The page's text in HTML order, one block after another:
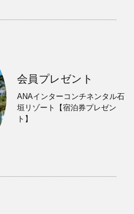
会員プレゼント
ANAインターコンチネンタル石
垣リゾート【宿泊券プレゼン
ト】